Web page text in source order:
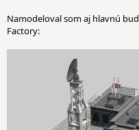
Namodeloval som aj hlavnú
Factory: